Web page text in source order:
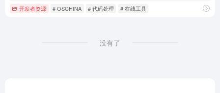
开发者资源 # OSCHINA # 代码处理 # 在线工具
没有了